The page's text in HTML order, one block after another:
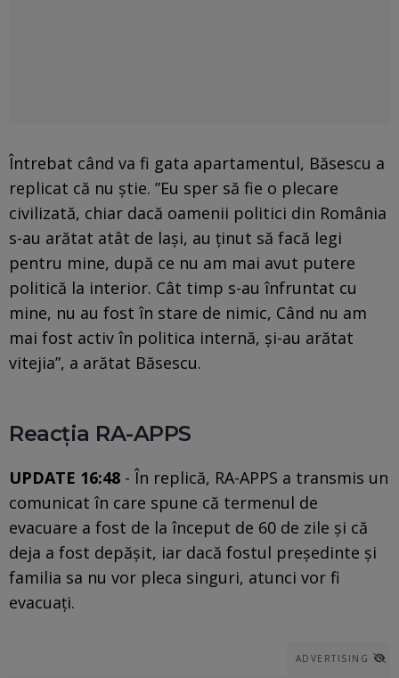
Întrebat când va fi gata apartamentul, Băsescu a
replicat că nu ştie. ”Eu sper să fie o plecare
civilizată, chiar dacă oamenii politici din România
s-au arătat atât de laşi, au ţinut să facă legi
pentru mine, după ce nu am mai avut putere
politică la interior. Cât timp s-au înfruntat cu
mine, nu au fost în stare de nimic, Când nu am
mai fost activ în politica internă, şi-au arătat
vitejia”, a arătat Băsescu.
Reacția RA-APPS
UPDATE 16:48 - În replică, RA-APPS a transmis un
comunicat în care spune că termenul de
evacuare a fost de la început de 60 de zile și că
deja a fost depășit, iar dacă fostul președinte și
familia sa nu vor pleca singuri, atunci vor fi
evacuați.
ADVERTISING